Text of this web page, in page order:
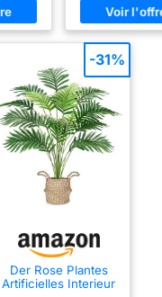
Der Rose Plantes
Artificielles Interieur
-31%